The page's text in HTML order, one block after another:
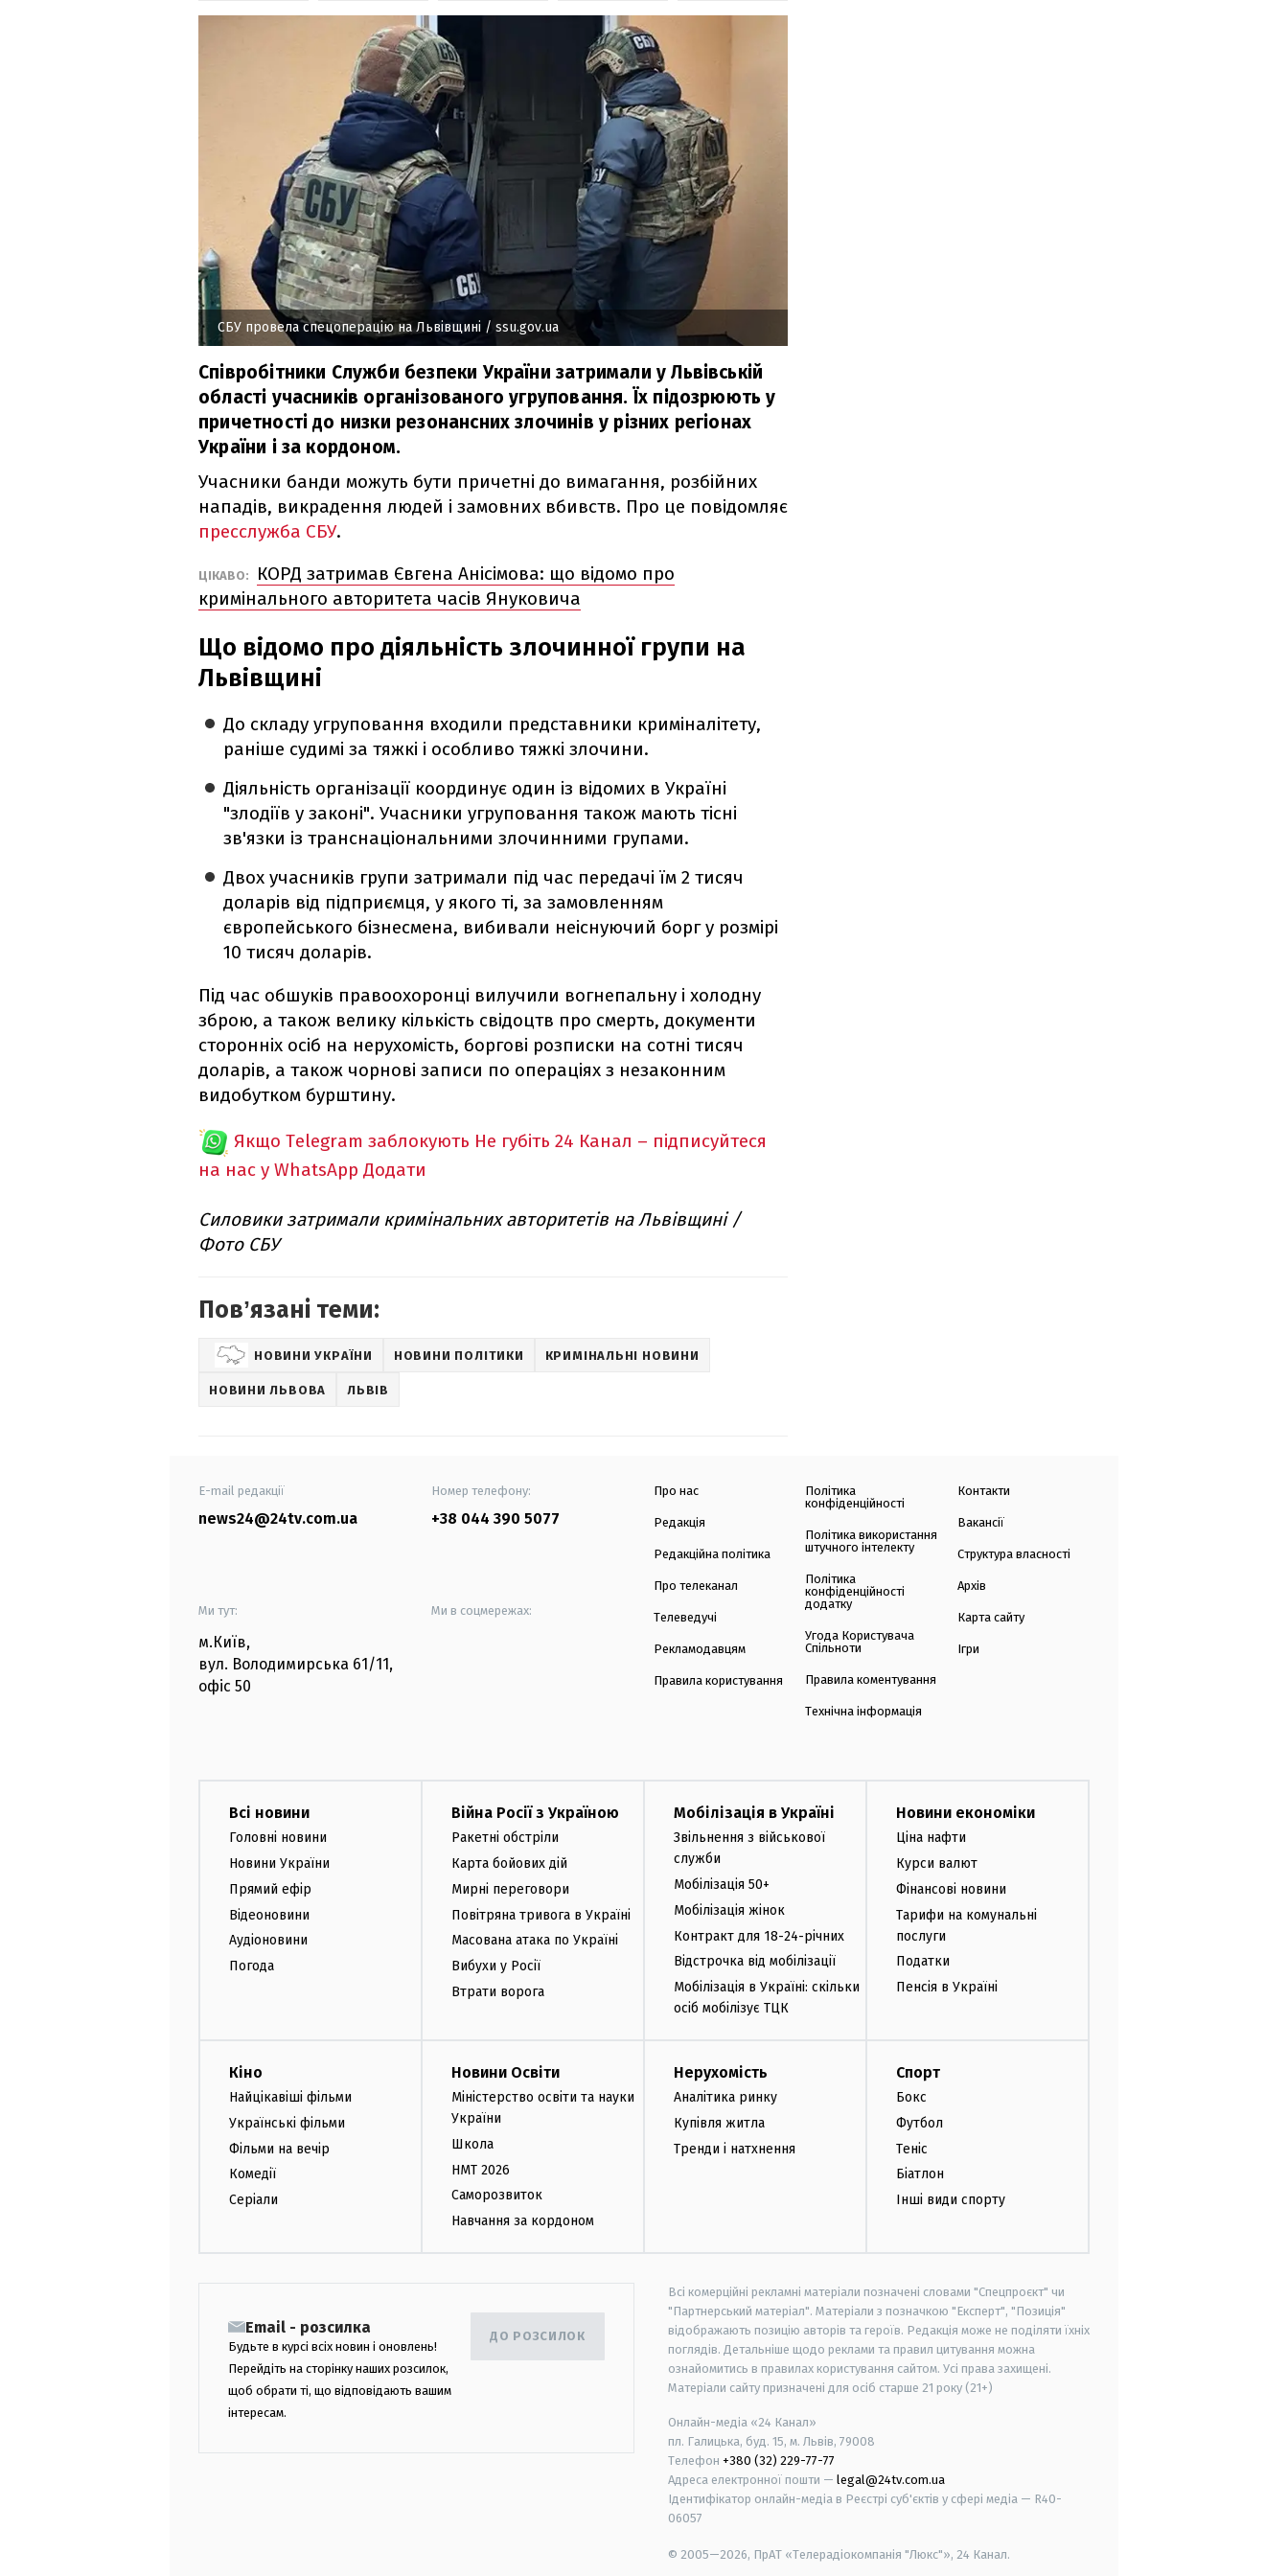
СБУ провела спецоперацію на Львівщині / ssu.gov.ua
Співробітники Служби безпеки України затримали у Львівській
області учасників організованого угруповання. Їх підозрюють у
причетності до низки резонансних злочинів у різних регіонах
України і за кордоном.
Учасники банди можуть бути причетні до вимагання, розбійних
нападів, викрадення людей і замовних вбивств. Про це повідомляє
пресслужба СБУ.
ЦІКАВО:
КОРД затримав Євгена Анісімова: що відомо про
кримінального авторитета часів Януковича
Що відомо про діяльність злочинної групи на
Львівщині
До складу угруповання входили представники криміналітету,
раніше судимі за тяжкі і особливо тяжкі злочини.
Діяльність організації координує один із відомих в Україні
"злодіїв у законі". Учасники угруповання також мають тісні
зв'язки із транснаціональними злочинними групами.
Двох учасників групи затримали під час передачі їм 2 тисяч
доларів від підприємця, у якого ті, за замовленням
європейського бізнесмена, вибивали неіснуючий борг у розмірі
10 тисяч доларів.
Під час обшуків правоохоронці вилучили вогнепальну і холодну
зброю, а також велику кількість свідоцтв про смерть, документи
сторонніх осіб на нерухомість, боргові розписки на сотні тисяч
доларів, а також чорнові записи по операціях з незаконним
видобутком бурштину.
Якщо Telegram заблокують Не губіть 24 Канал – підписуйтеся
на нас у WhatsApp Додати
Силовики затримали кримінальних авторитетів на Львівщині /
Фото СБУ
Повʼязані теми:
НОВИНИ УКРАЇНИ НОВИНИ ПОЛІТИКИ КРИМІНАЛЬНІ НОВИНИ
НОВИНИ ЛЬВОВА ЛЬВІВ
E-mail редакції
news24@24tv.com.ua
Номер телефону:
+38 044 390 5077
Ми тут:
м.Київ,
вул. Володимирська 61/11,
офіс 50
Ми в соцмережах:
Про нас
Редакція
Редакційна політика
Про телеканал
Телеведучі
Рекламодавцям
Правила користування
Політика
конфіденційності
Політика використання
штучного інтелекту
Політика
конфіденційності
додатку
Угода Користувача
Спільноти
Правила коментування
Технічна інформація
Контакти
Вакансії
Структура власності
Архів
Карта сайту
Ігри
Всі новини
Головні новини
Новини України
Прямий ефір
Відеоновини
Аудіоновини
Погода
Війна Росії з Україною
Ракетні обстріли
Карта бойових дій
Мирні переговори
Повітряна тривога в Україні
Масована атака по Україні
Вибухи у Росії
Втрати ворога
Мобілізація в Україні
Звільнення з військової
служби
Мобілізація 50+
Мобілізація жінок
Контракт для 18-24-річних
Відстрочка від мобілізації
Мобілізація в Україні: скільки
осіб мобілізує ТЦК
Новини економіки
Ціна нафти
Курси валют
Фінансові новини
Тарифи на комунальні
послуги
Податки
Пенсія в Україні
Кіно
Найцікавіші фільми
Українські фільми
Фільми на вечір
Комедії
Серіали
Новини Освіти
Міністерство освіти та науки
України
Школа
НМТ 2026
Саморозвиток
Навчання за кордоном
Нерухомість
Аналітика ринку
Купівля житла
Тренди і натхнення
Спорт
Бокс
Футбол
Теніс
Біатлон
Інші види спорту
Email - розсилка
Будьте в курсі всіх новин і оновлень!
Перейдіть на сторінку наших розсилок,
щоб обрати ті, що відповідають вашим
інтересам.
ДО РОЗСИЛОК
Всі комерційні рекламні матеріали позначені словами "Спецпроєкт" чи
"Партнерський матеріал". Матеріали з позначкою "Експерт", "Позиція"
відображають позицію авторів та героїв. Редакція може не поділяти їхніх
поглядів. Детальніше щодо реклами та правил цитування можна
ознайомитись в правилах користування сайтом. Усі права захищені.
Матеріали сайту призначені для осіб старше 21 року (21+)
Онлайн-медіа «24 Канал»
пл. Галицька, буд. 15, м. Львів, 79008
Телефон +380 (32) 229-77-77
Адреса електронної пошти — legal@24tv.com.ua
Ідентифікатор онлайн-медіа в Реєстрі суб'єктів у сфері медіа — R40-
06057
© 2005—2026, ПрАТ «Телерадіокомпанія "Люкс"», 24 Канал.